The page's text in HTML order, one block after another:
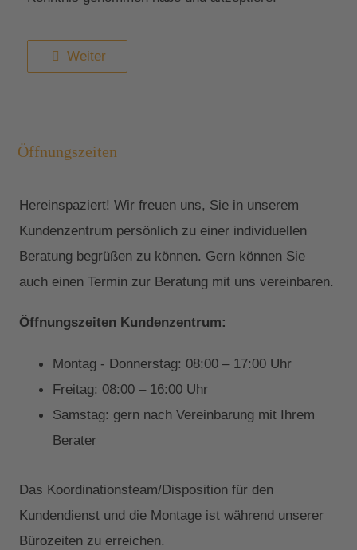
Weiter
Öffnungszeiten
Hereinspaziert! Wir freuen uns, Sie in unserem
Kundenzentrum persönlich zu einer individuellen
Beratung begrüßen zu können. Gern können Sie
auch einen Termin zur Beratung mit uns vereinbaren.
Öffnungszeiten Kundenzentrum:
Montag - Donnerstag: 08:00 – 17:00 Uhr
Freitag: 08:00 – 16:00 Uhr
Samstag: gern nach Vereinbarung mit Ihrem
Berater
Das Koordinationsteam/Disposition für den
Kundendienst und die Montage ist während unserer
Bürozeiten zu erreichen.